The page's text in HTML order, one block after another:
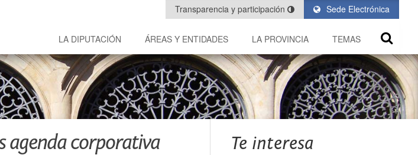
Sede Electrónica
Transparencia y participación
LA DIPUTACIÓN ÁREAS Y ENTIDADES LA PROVINCIA TEMAS
agenda corporativa Te interesa